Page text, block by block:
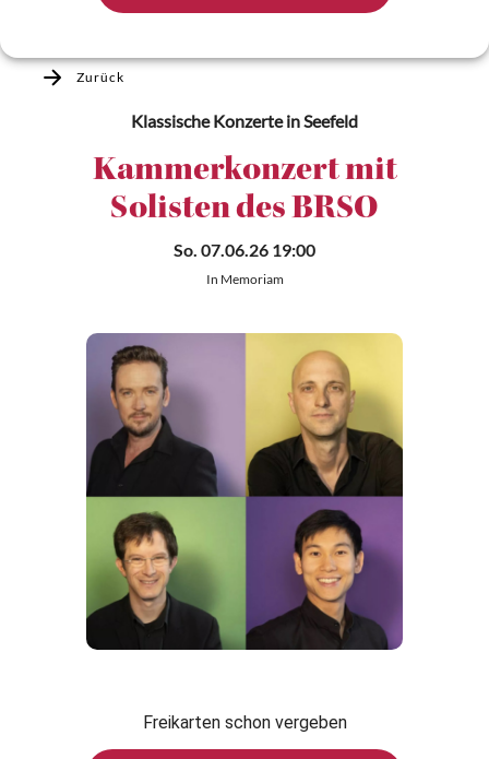
Zurück
Klassische Konzertein Seefeld
Kammerkonzert mit
Solisten des BRSO
So. 07.06.26 19:00
In Memoriam
Freikarten schon vergeben